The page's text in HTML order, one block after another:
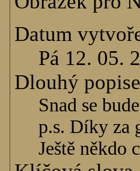
Datum
Pá 12. 05.
Dlouhý
Snad se
p.s. Díky za
Ještě někdo